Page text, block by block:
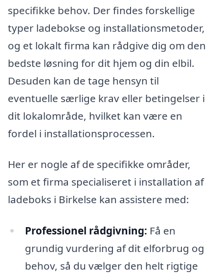
specifikke behov. Der findes forskellige
typer ladebokse og installationsmetoder,
og et lokalt firma kan rådgive dig om den
bedste løsning for dit hjem og din elbil.
Desuden kan de tage hensyn til
eventuelle særlige krav eller betingelser i
dit lokalområde, hvilket kan være en
fordel i installationsprocessen.
Her er nogle af de specifikke områder,
som et firma specialiseret i installation af
ladeboks i Birkelse kan assistere med:
Professionel rådgivning: Få en
grundig vurdering af dit elforbrug og
behov, så du vælger den helt rigtige